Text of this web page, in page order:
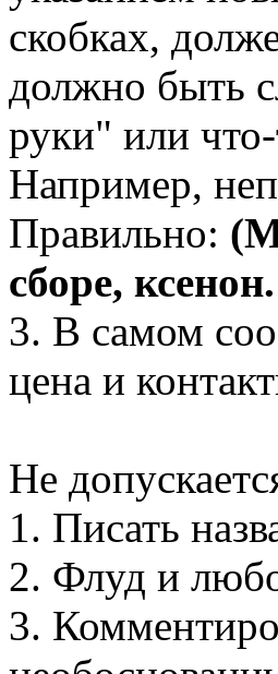
скобках,
должно быть
руки" или
Например,
Правильно:
сборе, ксенон.
3. В самом
цена и
Не
1. Писать
2. Флуд и
3.